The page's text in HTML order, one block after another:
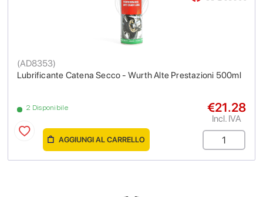
Lubrificante Catena Secco - Wurth Alte Prestazioni 500ml
(AD8353)
2 Disponibile €21.28
Incl. IVA
AGGIUNGI AL CARRELLO